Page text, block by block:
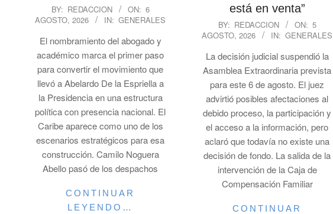
2026-
08-
06
BY: REDACCION ON: 6
AGOSTO, 2026
IN: GENERALES
El nombramiento del abogado y
académico marca el primer paso
para convertir el movimiento que
llevó a Abelardo De la Espriella a
la Presidencia en una estructura
política con presencia nacional. El
Caribe aparece como uno de los
escenarios estratégicos para esa
construcción. Camilo Noguera
Abello pasó de los despachos
CONTINUAR
LEYENDO…
está en venta”
2026-
08-
05
BY: REDACCION ON: 5
AGOSTO, 2026
IN: GENERALES
La decisión judicial suspendió la
Asamblea Extraordinaria prevista
para este 6 de agosto. El juez
advirtió posibles afectaciones al
debido proceso, la participación y
el acceso a la información, pero
aclaró que todavía no existe una
decisión de fondo. La salida de la
intervención de la Caja de
Compensación Familiar
CONTINUAR